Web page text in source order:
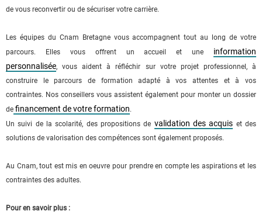
de vous reconvertir ou de sécuriser votre carrière.
Les équipes du Cnam Bretagne vous accompagnent tout au long de votre
parcours. Elles vous offrent un accueil et une information
personnalisée, vous aident à réfléchir sur votre projet professionnel, à
construire le parcours de formation adapté à vos attentes et à vos
contraintes. Nos conseillers vous assistent également pour monter un dossier
de financement de votre formation.
Un suivi de la scolarité, des propositions de validation des acquis et des
solutions de valorisation des compétences sont également proposés.
Au Cnam, tout est mis en oeuvre pour prendre en compte les aspirations et les
contraintes des adultes.
Pour en savoir plus :